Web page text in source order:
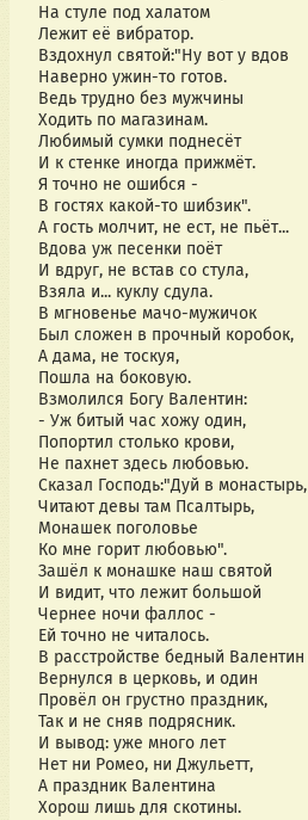
На стуле под халатом
Лежит её вибратор.
Вздохнул святой:"Ну вот у вдов
Наверно ужин-то готов.
Ведь трудно без мужчины
Ходить по магазинам.
Любимый сумки поднесёт
И к стенке иногда прижмёт.
Я точно не ошибся -
В гостях какой-то шибзик".
А гость молчит, не ест, не пьёт...
Вдова уж песенки поёт
И вдруг, не встав со стула,
Взяла и... куклу сдула.
В мгновенье мачо-мужичок
Был сложен в прочный коробок,
А дама, не тоскуя,
Пошла на боковую.
Взмолился Богу Валентин:
- Уж битый час хожу один,
Попортил столько крови,
Не пахнет здесь любовью.
Сказал Господь:"Дуй в монастырь,
Читают девы там Псалтырь,
Монашек поголовье
Ко мне горит любовью".
Зашёл к монашке наш святой
И видит, что лежит большой
Чернее ночи фаллос -
Ей точно не читалось.
В расстройстве бедный Валентин
Вернулся в церковь, и один
Провёл он грустно праздник,
Так и не сняв подрясник.
И вывод: уже много лет
Нет ни Ромео, ни Джульетт,
А праздник Валентина
Хорош лишь для скотины.